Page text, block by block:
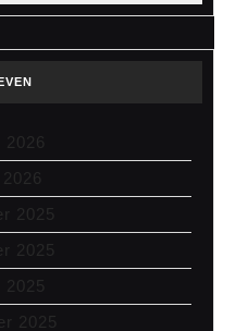
2025
2025
2025
2025